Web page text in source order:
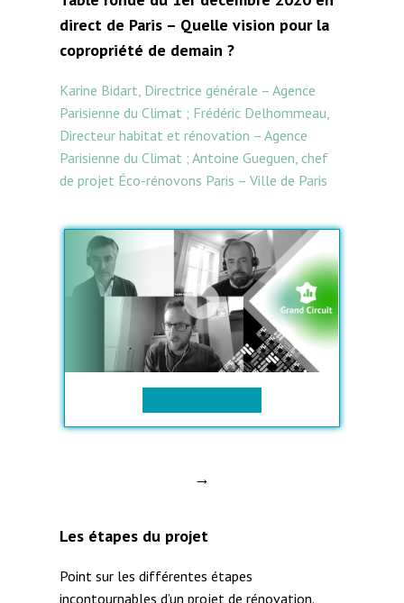
direct de Paris – Quelle vision pour la
copropriété de demain ?
Karine Bidart, Directrice générale – Agence
Parisienne du Climat ; Frédéric Delhommeau,
Directeur habitat et rénovation – Agence
Parisienne du Climat ; Antoine Gueguen, chef
de projet Éco-rénovons Paris – Ville de Paris
→
Les étapes du projet
Point sur les différentes étapes
incontournables d’un projet de rénovation.